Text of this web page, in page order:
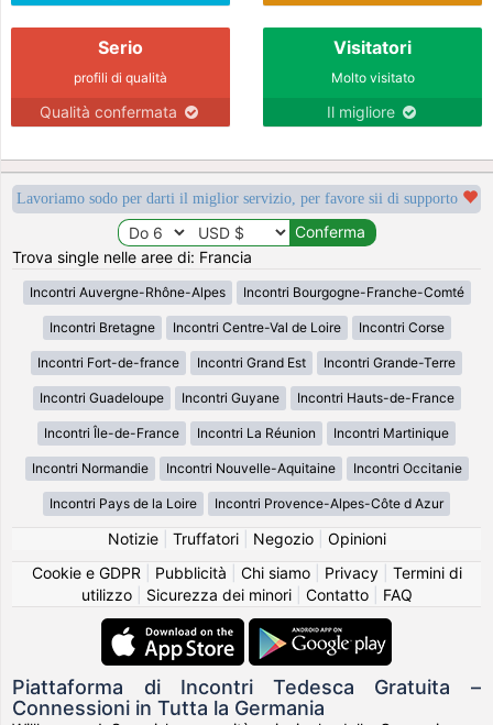
Serio
profili di qualità
Qualità confermata
Visitatori
Molto visitato
Il migliore
Lavoriamo sodo per darti il miglior servizio, per favore sii di supporto
Trova single nelle aree di: Francia
Incontri Auvergne-Rhône-Alpes Incontri Bourgogne-Franche-Comté
Incontri Bretagne Incontri Centre-Val de Loire Incontri Corse
Incontri Fort-de-france Incontri Grand Est Incontri Grande-Terre
Incontri Guadeloupe Incontri Guyane Incontri Hauts-de-France
Incontri Île-de-France Incontri La Réunion Incontri Martinique
Incontri Normandie Incontri Nouvelle-Aquitaine Incontri Occitanie
Incontri Pays de la Loire Incontri Provence-Alpes-Côte d Azur
Notizie| Truffatori| Negozio| Opinioni
Cookie e GDPR
Pubblicità Chi siamo| Privacy| Termini di
utilizzo| Sicurezza dei minori| Contatto| FAQ
Piattaforma di Incontri Tedesca Gratuita –
Connessioni in Tutta la Germania